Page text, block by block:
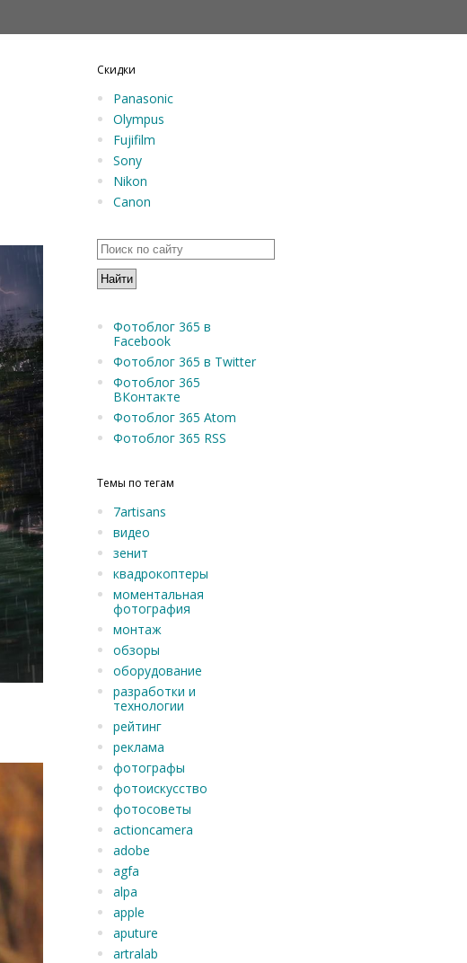
Скидки
Panasonic
Olympus
Fujifilm
Sony
Nikon
Canon
Фотоблог 365 в
Facebook
Фотоблог 365 в Twitter
Фотоблог 365
ВКонтакте
Фотоблог 365 Atom
Фотоблог 365 RSS
Темы по тегам
7artisans
видео
зенит
квадрокоптеры
моментальная
фотография
монтаж
обзоры
оборудование
разработки и
технологии
рейтинг
реклама
фотографы
фотоискусство
фотосоветы
actioncamera
adobe
agfa
alpa
apple
aputure
artralab